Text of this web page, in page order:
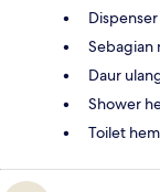
Sebagian
Daur
Shower
Toilet